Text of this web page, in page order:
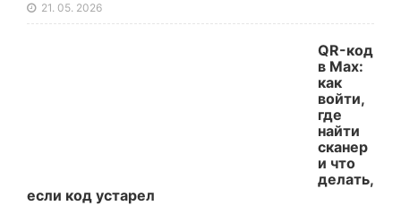
21. 05. 2026
QR-код
в Max:
как
войти,
где
найти
сканер
и что
делать,
если код устарел